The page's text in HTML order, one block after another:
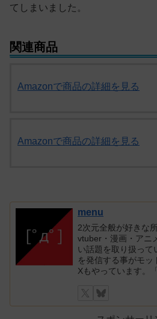
てしまいました。
関連商品
Amazonで商品の詳細を見る
Amazonで商品の詳細を見る
menu
2次元全般が好きな
vtuber・漫画・アニ
い話題を取り扱って
を発信する事がモッ
Xもやっています。